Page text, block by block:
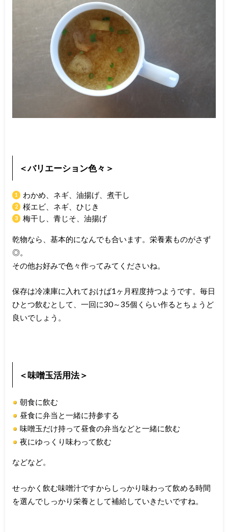
＜バリエーション色々＞
わかめ、ネギ、油揚げ、煮干し
桜エビ、ネギ、ひじき
梅干し、青じそ、油揚げ
乾物なら、基本的になんでも合います。栄養素ものがさず
◎。
その他お好みで色々作ってみてくださいね。
保存は冷凍庫に入れておけば1ヶ月程度持つようです。毎日
ひとつ飲むとして、一回に30～35個くらい作るとちょうど
良いでしょう。
＜味噌玉活用法＞
朝食に飲む
昼食に弁当と一緒に持参する
味噌玉だけ持って昼食の弁当などと一緒に飲む
夜にゆっくり味わって飲む
などなど。
せっかく飲む味噌汁ですからしっかり味わって飲める時間
を選んでしっかり栄養として補給していきたいですね。